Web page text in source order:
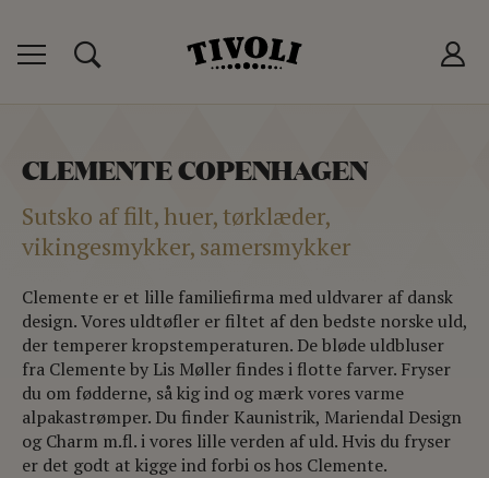
CLEMENTE COPENHAGEN
Sutsko af filt, huer, tørklæder,
vikingesmykker, samersmykker
Clemente er et lille familiefirma med uldvarer af dansk
design. Vores uldtøfler er filtet af den bedste norske uld,
der temperer kropstemperaturen. De bløde uldbluser
fra Clemente by Lis Møller findes i flotte farver. Fryser
du om fødderne, så kig ind og mærk vores varme
alpakastrømper. Du finder Kaunistrik, Mariendal Design
og Charm m.fl. i vores lille verden af uld. Hvis du fryser
er det godt at kigge ind forbi os hos Clemente.